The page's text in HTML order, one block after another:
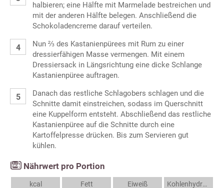
halbieren; eine Hälfte mit Marmelade bestreichen und
mit der anderen Hälfte belegen. Anschließend die
Schokoladencreme darauf verteilen.
Nun ⅔ des Kastanienpürees mit Rum zu einer
dressierfähigen Masse vermengen. Mit einem
Dressiersack in Längsrichtung eine dicke Schlange
Kastanienpüree auftragen.
Danach das restliche Schlagobers schlagen und die
Schnitte damit einstreichen, sodass im Querschnitt
eine Kuppelform entsteht. Abschließend das restliche
Kastanienpüree auf die Schnitte durch eine
Kartoffelpresse drücken. Bis zum Servieren gut
kühlen.
Nährwert pro Portion
kcal
Fett
Eiweiß
Kohlenhydrate